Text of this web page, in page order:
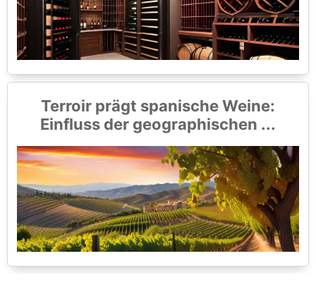
Terroir prägt spanische Weine:
Einfluss der geographischen ...